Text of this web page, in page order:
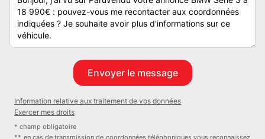
AUCUN FRAIS DE MISE A LA ROUTE
Très bel état intérieur & extérieur
Garantie 6 mois avec extension de garantie possible. (Jusqu'à 60
mois)
Information relative aux traitement de vos données
Exercer mes droits
* champ obligatoire